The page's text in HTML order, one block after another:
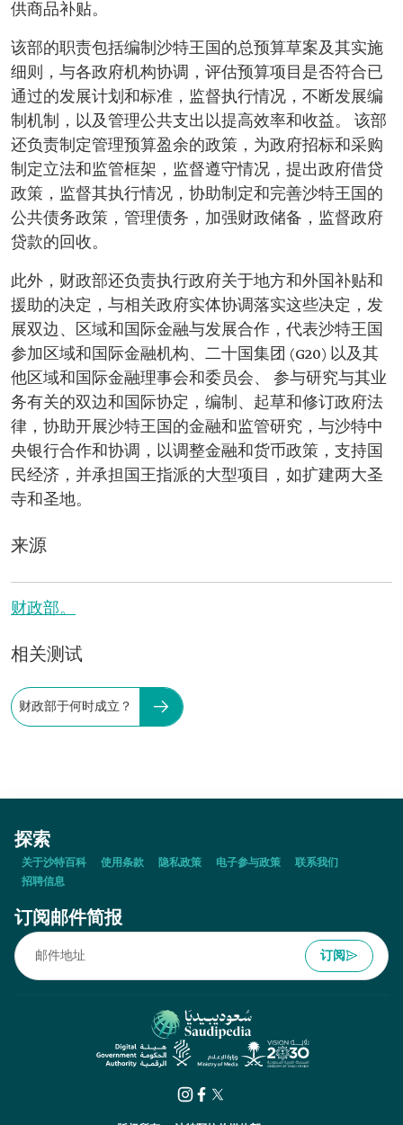
供商品补贴。
该部的职责包括编制沙特王国的总预算草案及其实施
细则，与各政府机构协调，评估预算项目是否符合已
通过的发展计划和标准，监督执行情况，不断发展编
制机制，以及管理公共支出以提高效率和收益。 该部
还负责制定管理预算盈余的政策，为政府招标和采购
制定立法和监管框架，监督遵守情况，提出政府借贷
政策，监督其执行情况，协助制定和完善沙特王国的
公共债务政策，管理债务，加强财政储备，监督政府
贷款的回收。
此外，财政部还负责执行政府关于地方和外国补贴和
援助的决定，与相关政府实体协调落实这些决定，发
展双边、区域和国际金融与发展合作，代表沙特王国
参加区域和国际金融机构、二十国集团 (G20) 以及其
他区域和国际金融理事会和委员会、 参与研究与其业
务有关的双边和国际协定，编制、起草和修订政府法
律，协助开展沙特王国的金融和监管研究，与沙特中
央银行合作和协调，以调整金融和货币政策，支持国
民经济，并承担国王指派的大型项目，如扩建两大圣
寺和圣地。
来源
财政部。
相关测试
财政部于何时成立？
探索
关于沙特百科 使用条款 隐私政策 电子参与政策
联系我们
招聘信息
订阅邮件简报
订阅